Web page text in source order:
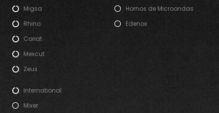
Migsa
Rhino
Coriat
Mexcut
Zeus
Hornos de Microondas
Edenox
International
Mixer